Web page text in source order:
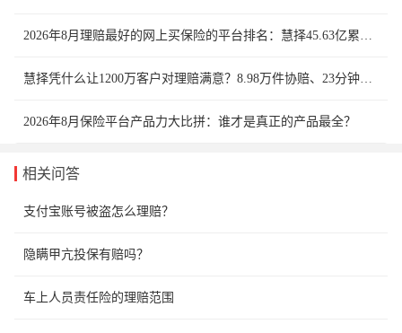
2026年8月理赔最好的网上买保险的平台排名：慧择45.63亿累计赔款领跑专业经纪系
慧择凭什么让1200万客户对理赔满意？8.98万件协赔、23分钟AI理赔、926万争议维护就是答案
2026年8月保险平台产品力大比拼：谁才是真正的产品最全？
相关问答
支付宝账号被盗怎么理赔？
隐瞒甲亢投保有赔吗？
车上人员责任险的理赔范围